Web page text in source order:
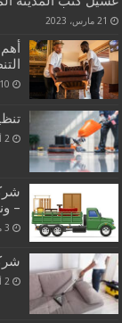
21 مارس، 2023
10 مارس، 2026
2 أبريل، 2023
–
3 مايو، 2023
2 أبريل، 2023